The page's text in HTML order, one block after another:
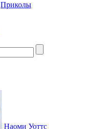
Приколы
Наоми Уоттс